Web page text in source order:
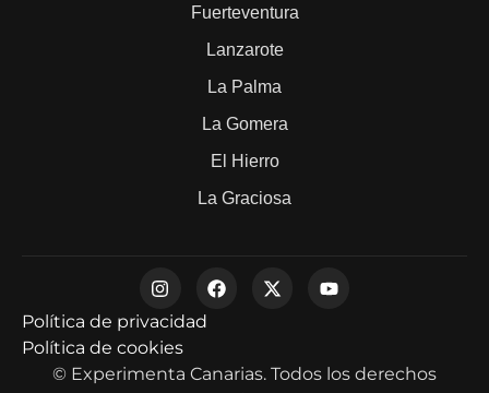
Fuerteventura
Lanzarote
La Palma
La Gomera
El Hierro
La Graciosa
© Experimenta Canarias. Todos los derechos
Política de privacidad
Política de cookies